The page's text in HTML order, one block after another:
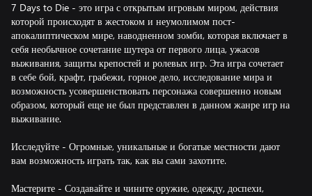
7 Days to Die - это игра с открытым игровым миром, действия
которой происходят в жестоком и неумолимом пост-
апокалиптическом мире, наводненном зомби, которая включает в
себя необычное сочетание шутера от первого лица, ужасов
выживания, защиты крепостей и ролевых игр. Эта игра сочетает
в себе бой, крафт, грабежи, горное дело, исследование мира и
возможность усовершенствовать персонажа совершенно новым
образом, который еще не был представлен в данном жанре игр на
выживание.
Исследуйте - Огромные, уникальные и богатые местности дают
вам возможность играть так, как вы сами захотите.
Мастерите - Создавайте и чините оружие, одежду, доспехи,